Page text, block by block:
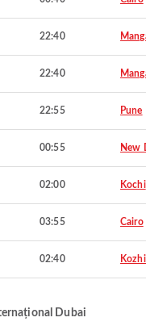
22:40
22:40
22:55 Pune
00:55 New
02:00 Kochi
03:55 Cairo
02:40
Dubai